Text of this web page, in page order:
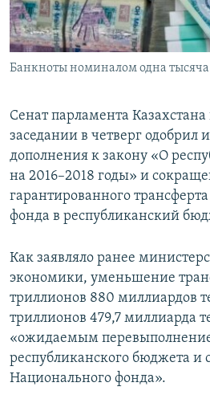
Банкноты номиналом одна тысяча
Сенат парламента
заседании в четверг одобрил
дополнения к закону «О
на 2016–2018 годы» и
гарантированного
фонда в республиканский
Как заявляло ранее
экономики, уменьшение
триллионов 880 миллиардов
триллионов 479,7 миллиарда
«ожидаемым
республиканского бюджета и
Национального фонда».